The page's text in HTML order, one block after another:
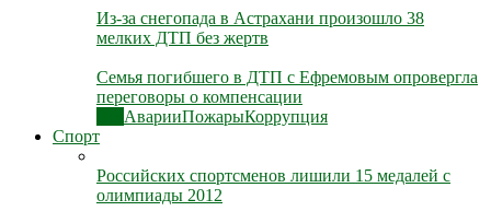
Из-за снегопада в Астрахани произошло 38
мелких ДТП без жертв
Семья погибшего в ДТП с Ефремовым опровергла
переговоры о компенсации
АварииПожарыКоррупция
Спорт
Российских спортсменов лишили 15 медалей с
олимпиады 2012